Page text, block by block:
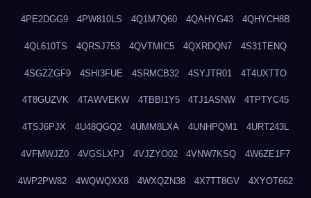
4PE2DGG9 4PW810LS 4Q1M7Q60 4QAHYG43 4QHYCH8B
4QL610TS 4QRSJ753 4QVTMIC5 4QXRDQN7 4S31TENQ
4SGZZGF9 4SHI3FUE 4SRMCB32 4SYJTR01 4T4UXTTO
4T8GUZVK 4TAWVEKW 4TBBI1Y5 4TJ1ASNW 4TPTYC45
4TSJ6PJX 4U48QGQ2 4UMM8LXA 4UNHPQM1 4URT243L
4VFMWJZ0 4VGSLXPJ 4VJZYO02 4VNW7KSQ 4W6ZE1F7
4WP2PW82 4WQWQXX8 4WXQZN38 4X7TT8GV 4XYOT662